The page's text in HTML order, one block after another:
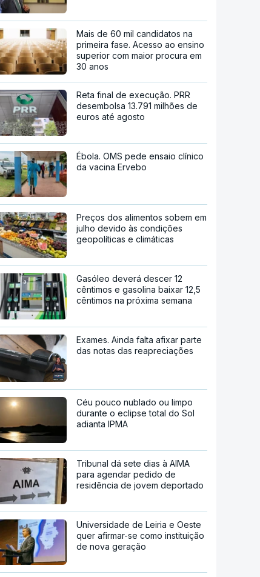
Mais de 60 mil candidatos na
primeira fase. Acesso ao ensino
superior com maior procura em
30 anos
Reta final de execução. PRR
desembolsa 13.791 milhões de
euros até agosto
Ébola. OMS pede ensaio clínico
da vacina Ervebo
Preços dos alimentos sobem em
julho devido às condições
geopolíticas e climáticas
Gasóleo deverá descer 12
cêntimos e gasolina baixar 12,5
cêntimos na próxima semana
Exames. Ainda falta afixar parte
das notas das reapreciações
Céu pouco nublado ou limpo
durante o eclipse total do Sol
adianta IPMA
Tribunal dá sete dias à AIMA
para agendar pedido de
residência de jovem deportado
Universidade de Leiria e Oeste
quer afirmar-se como instituição
de nova geração